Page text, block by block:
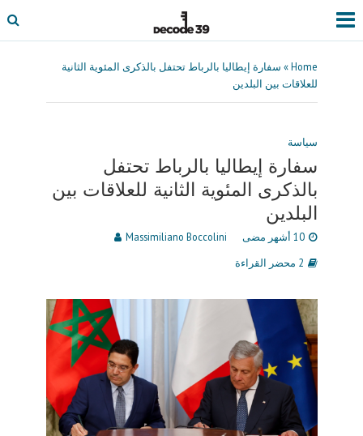
Home
» سفارة إيطاليا بالرباط تحتفل بالذكرى المئوية الثانية
للعلاقات بين البلدين
سياسة
سفارة إيطاليا بالرباط تحتفل
بالذكرى المئوية الثانية للعلاقات بين
البلدين
10 أشهر مضى
Massimiliano Boccolini
2 محضر القراءة